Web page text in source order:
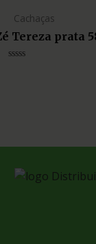
Cachaças
Tereza prata